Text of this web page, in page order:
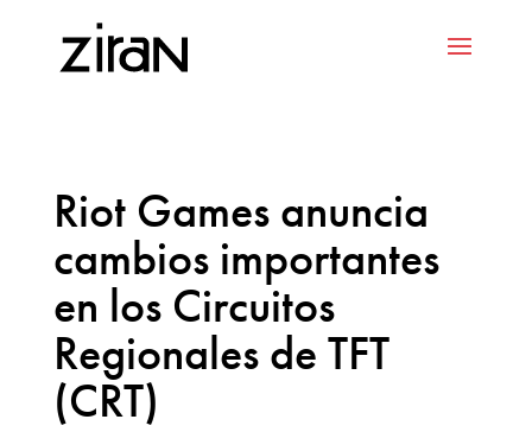
Riot Games anuncia
cambios importantes
en los Circuitos
Regionales de TFT
(CRT)